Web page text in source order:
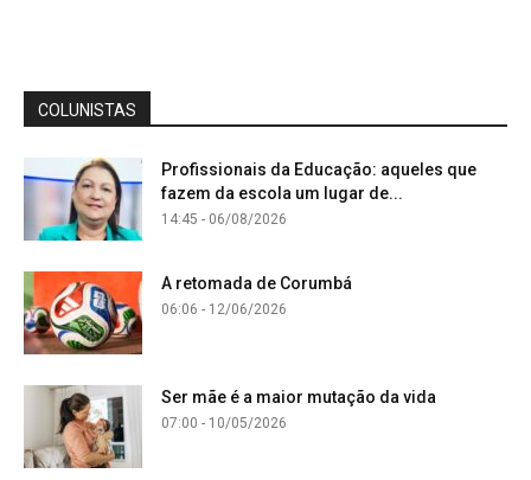
COLUNISTAS
Profissionais da Educação: aqueles que
fazem da escola um lugar de...
14:45 - 06/08/2026
A retomada de Corumbá
06:06 - 12/06/2026
Ser mãe é a maior mutação da vida
07:00 - 10/05/2026